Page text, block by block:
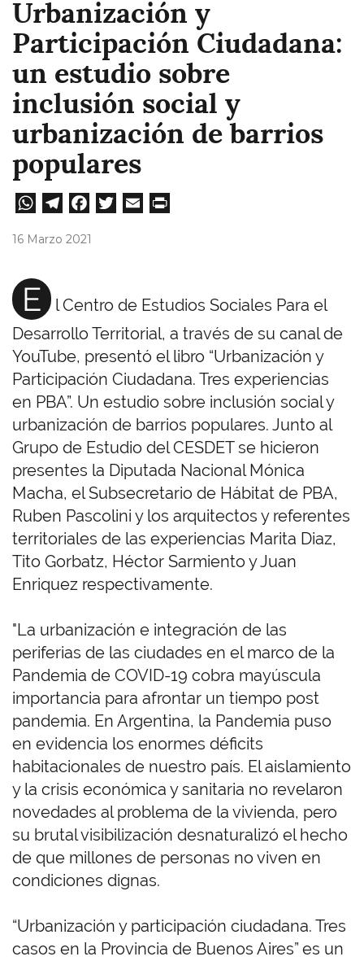
Urbanización y
Participación Ciudadana:
un estudio sobre
inclusión social y
urbanización de barrios
populares
W
A
pp
Te
m
Fa
16 Marzo 2021
E
l Centro de Estudios Sociales Para el
Desarrollo Territorial, a través de su canal de
YouTube, presentó el libro “Urbanización y
Participación Ciudadana. Tres experiencias
en PBA”. Un estudio sobre inclusión social y
urbanización de barrios populares. Junto al
Grupo de Estudio del CESDET se hicieron
presentes la Diputada Nacional Mónica
Macha, el Subsecretario de Hábitat de PBA,
Ruben Pascolini y los arquitectos y referentes
territoriales de las experiencias Marita Diaz,
Tito Gorbatz, Héctor Sarmiento y Juan
Enriquez respectivamente.
"La urbanización e integración de las
periferias de las ciudades en el marco de la
Pandemia de COVID-19 cobra mayúscula
importancia para afrontar un tiempo post
pandemia. En Argentina, la Pandemia puso
en evidencia los enormes déficits
habitacionales de nuestro país. El aislamiento
y la crisis económica y sanitaria no revelaron
novedades al problema de la vivienda, pero
su brutal visibilización desnaturalizó el hecho
de que millones de personas no viven en
condiciones dignas.
“Urbanización y participación ciudadana. Tres
casos en la Provincia de Buenos Aires” es un